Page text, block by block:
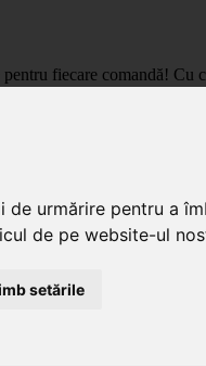
urmărire pentru a
de pe website-ul
setările
fiecare comandă! Cu
calitate la pret de